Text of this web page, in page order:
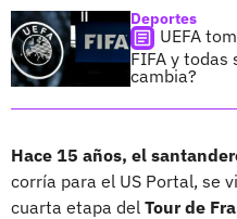
Deportes
UEFA
FIFA y todas
cambia?
Hace 15 años, el
corría para el US Portal, se
cuarta etapa del Tour de